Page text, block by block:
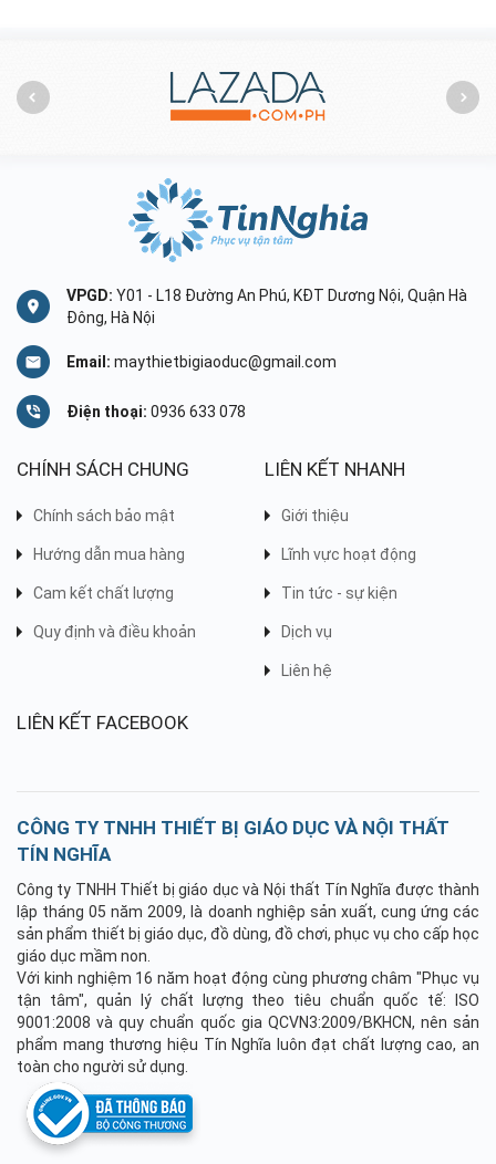
VPGD: Y01 - L18 Đường An Phú, KĐT Dương Nội, Quận Hà
Đông, Hà Nội
Email: maythietbigiaoduc@gmail.com
Điện thoại: 0936 633 078
CHÍNH SÁCH CHUNG
Chính sách bảo mật
Hướng dẫn mua hàng
Cam kết chất lượng
Quy định và điều khoản
LIÊN KẾT NHANH
Giới thiệu
Lĩnh vực hoạt động
Tin tức - sự kiện
Dịch vụ
Liên hệ
LIÊN KẾT FACEBOOK
CÔNG TY TNHH THIẾT BỊ GIÁO DỤC VÀ NỘI THẤT
TÍN NGHĨA
Công ty TNHH Thiết bị giáo dục và Nội thất Tín Nghĩa được thành
lập tháng 05 năm 2009, là doanh nghiệp sản xuất, cung ứng các
sản phẩm thiết bị giáo dục, đồ dùng, đồ chơi, phục vụ cho cấp học
giáo dục mầm non.
Với kinh nghiệm 16 năm hoạt động cùng phương châm "Phục vụ
tận tâm", quản lý chất lượng theo tiêu chuẩn quốc tế: ISO
9001:2008 và quy chuẩn quốc gia QCVN3:2009/BKHCN, nên sản
phẩm mang thương hiệu Tín Nghĩa luôn đạt chất lượng cao, an
toàn cho người sử dụng.